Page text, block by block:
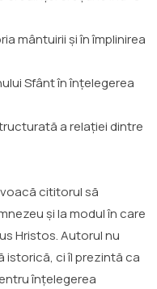
mântuirii și în împlinirea
Sfânt în înțelegerea
a relației dintre
cititorul să
și la modul în care
Hristos. Autorul nu
istorică, ci îl prezintă ca
înțelegerea